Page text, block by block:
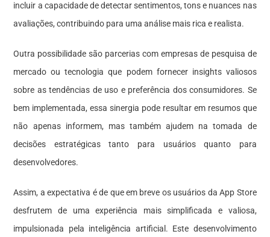
incluir a capacidade de detectar sentimentos, tons e nuances nas
avaliações, contribuindo para uma análise mais rica e realista.
Outra possibilidade são parcerias com empresas de pesquisa de
mercado ou tecnologia que podem fornecer insights valiosos
sobre as tendências de uso e preferência dos consumidores. Se
bem implementada, essa sinergia pode resultar em resumos que
não apenas informem, mas também ajudem na tomada de
decisões estratégicas tanto para usuários quanto para
desenvolvedores.
Assim, a expectativa é de que em breve os usuários da App Store
desfrutem de uma experiência mais simplificada e valiosa,
impulsionada pela inteligência artificial. Este desenvolvimento